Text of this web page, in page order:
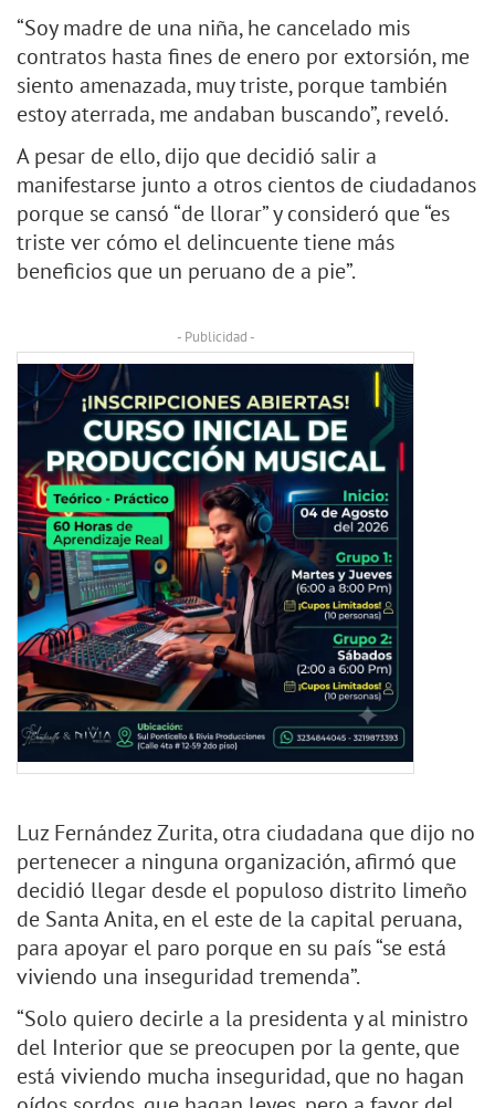
“Soy madre de una niña, he cancelado mis
contratos hasta fines de enero por extorsión, me
siento amenazada, muy triste, porque también
estoy aterrada, me andaban buscando”, reveló.
A pesar de ello, dijo que decidió salir a
manifestarse junto a otros cientos de ciudadanos
porque se cansó “de llorar” y consideró que “es
triste ver cómo el delincuente tiene más
beneficios que un peruano de a pie”.
- Publicidad -
Luz Fernández Zurita, otra ciudadana que dijo no
pertenecer a ninguna organización, afirmó que
decidió llegar desde el populoso distrito limeño
de Santa Anita, en el este de la capital peruana,
para apoyar el paro porque en su país “se está
viviendo una inseguridad tremenda”.
“Solo quiero decirle a la presidenta y al ministro
del Interior que se preocupen por la gente, que
está viviendo mucha inseguridad, que no hagan